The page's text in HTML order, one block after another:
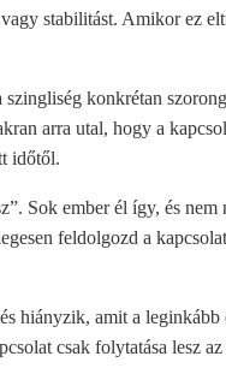
stabilitást. Amikor ez
konkrétan
arra utal, hogy a
időtől.
Sok ember él így, és
feldolgozd a
hiányzik, amit a
csak folytatása lesz